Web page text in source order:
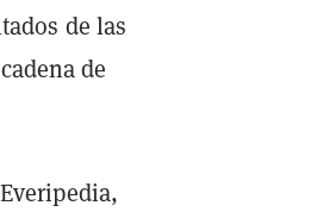
de las
de